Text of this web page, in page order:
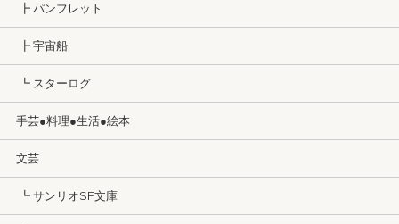
┣ パンフレット
┣ 宇宙船
┗ スターログ
手芸●料理●生活●絵本
文芸
┗ サンリオSF文庫